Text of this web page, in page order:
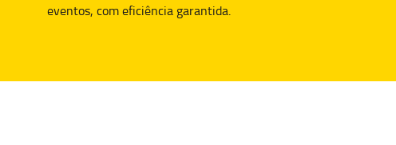
eventos, com eficiência garantida.